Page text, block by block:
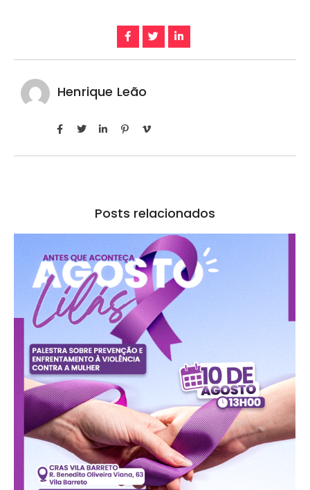
Henrique Leão
Posts relacionados